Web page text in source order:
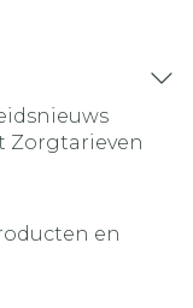
Zorgtarieven
en